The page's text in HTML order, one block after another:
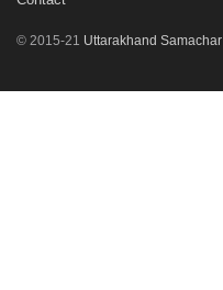
© 2015-21 Uttarakhand Samachar